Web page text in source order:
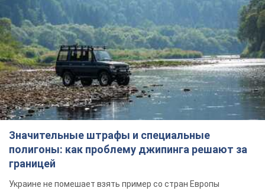
Значительные штрафы и специальные
полигоны: как проблему джипинга решают за
границей
Украине не помешает взять пример со стран Европы